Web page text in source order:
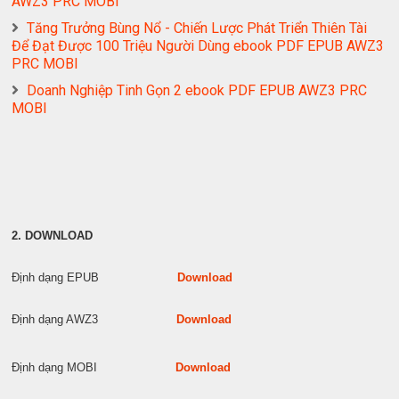
Tăng Trưởng Bùng Nổ - Chiến Lược Phát Triển Thiên Tài
Để Đạt Được 100 Triệu Người Dùng ebook PDF EPUB AWZ3
PRC MOBI
Doanh Nghiệp Tinh Gọn 2 ebook PDF EPUB AWZ3 PRC
MOBI
2. DOWNLOAD
Định dạng EPUB Download
Định dạng AWZ3 Download
Định dạng MOBI Download